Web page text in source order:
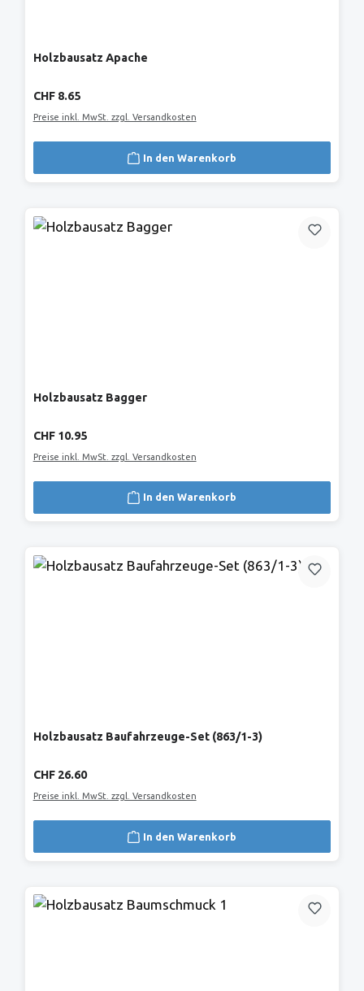
Holzbausatz Apache
Regulärer Preis:
CHF 8.65
Preise inkl. MwSt. zzgl. Versandkosten
In den Warenkorb
Holzbausatz Bagger
Regulärer Preis:
CHF 10.95
Preise inkl. MwSt. zzgl. Versandkosten
In den Warenkorb
Holzbausatz Baufahrzeuge-Set (863/1-3)
Regulärer Preis:
CHF 26.60
Preise inkl. MwSt. zzgl. Versandkosten
In den Warenkorb